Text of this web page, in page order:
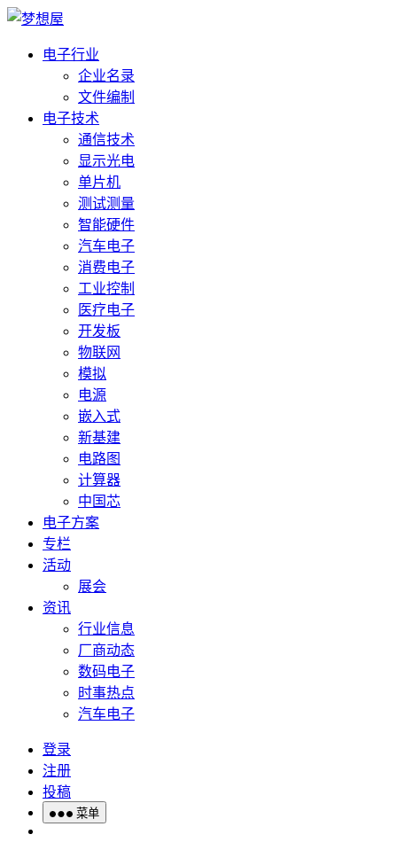
电子行业
企业名录
文件编制
电子技术
通信技术
显示光电
单片机
测试测量
智能硬件
汽车电子
消费电子
工业控制
医疗电子
开发板
物联网
模拟
电源
嵌入式
新基建
电路图
计算器
中国芯
电子方案
专栏
活动
展会
资讯
行业信息
厂商动态
数码电子
时事热点
汽车电子
登录
注册
投稿
菜单